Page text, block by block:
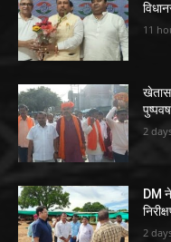
11
2
DM
2